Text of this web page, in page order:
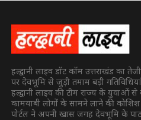
हल्द्वानी लाइव डॉट कॉम उत्तराखंड का
पर देवभूमि से जुड़ी तमाम बड़ी
हल्द्वानी लाइव की टीम राज्य के युवाओं से
कामयाबी लोगों के सामने लाने की
पोर्टल ने अपनी खास जगह देवभूमि के